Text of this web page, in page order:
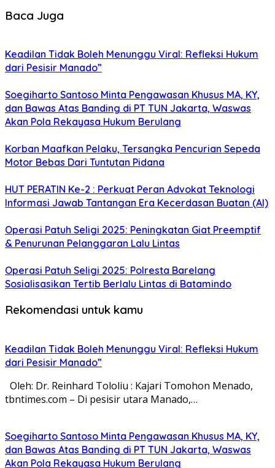
Baca Juga
Keadilan Tidak Boleh Menunggu Viral: Refleksi Hukum
dari Pesisir Manado”
Soegiharto Santoso Minta Pengawasan Khusus MA, KY,
dan Bawas Atas Banding di PT TUN Jakarta, Waswas
Akan Pola Rekayasa Hukum Berulang
Korban Maafkan Pelaku, Tersangka Pencurian Sepeda
Motor Bebas Dari Tuntutan Pidana
HUT PERATIN Ke-2 : Perkuat Peran Advokat Teknologi
Informasi Jawab Tantangan Era Kecerdasan Buatan (AI)
Operasi Patuh Seligi 2025: Peningkatan Giat Preemptif
& Penurunan Pelanggaran Lalu Lintas
Operasi Patuh Seligi 2025: Polresta Barelang
Sosialisasikan Tertib Berlalu Lintas di Batamindo
Rekomendasi untuk kamu
Keadilan Tidak Boleh Menunggu Viral: Refleksi Hukum
dari Pesisir Manado”
Oleh: Dr. Reinhard Tololiu : Kajari Tomohon Menado,
tbntimes.com – Di pesisir utara Manado,…
Soegiharto Santoso Minta Pengawasan Khusus MA, KY,
dan Bawas Atas Banding di PT TUN Jakarta, Waswas
Akan Pola Rekayasa Hukum Berulang